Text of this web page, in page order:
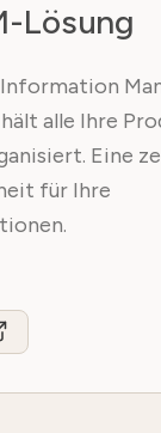
Lösung
alle Ihre
Eine
für Ihre